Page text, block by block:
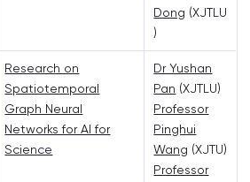
Dong (XJTLU
)
Research on
Spatiotemporal
Graph Neural
Networks for AI for
Science
Dr Yushan
Pan (XJTLU)
Professor
Pinghui
Wang (XJTU)
Professor